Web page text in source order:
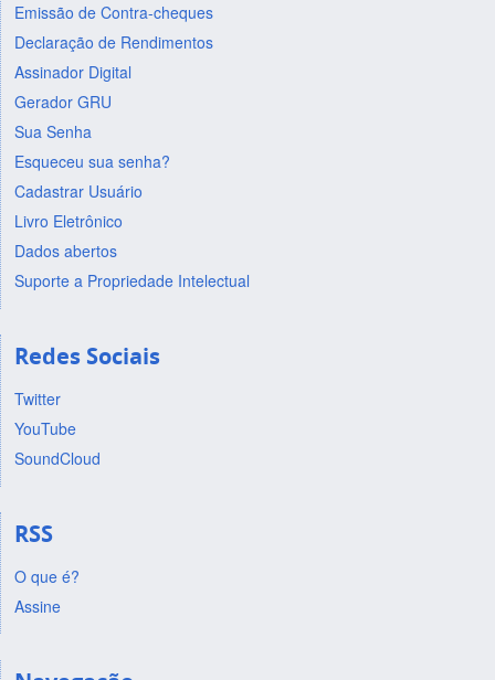
Emissão de Contra-cheques
Declaração de Rendimentos
Assinador Digital
Gerador GRU
Sua Senha
Esqueceu sua senha?
Cadastrar Usuário
Livro Eletrônico
Dados abertos
Suporte a Propriedade Intelectual
Redes Sociais
Twitter
YouTube
SoundCloud
RSS
O que é?
Assine